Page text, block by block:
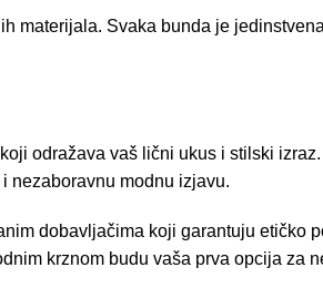
materijala. Svaka bunda je
odražava vaš lični ukus i stilski
nezaboravnu modnu izjavu.
dobavljačima koji garantuju etičko
krznom budu vaša prva opcija za